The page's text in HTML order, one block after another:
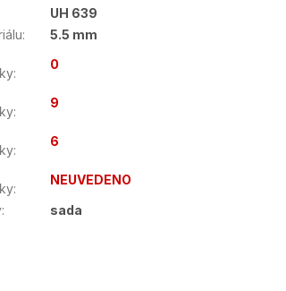
UH 639
:
5.5 mm
:
0
:
9
:
6
:
NEUVEDENO
: sada